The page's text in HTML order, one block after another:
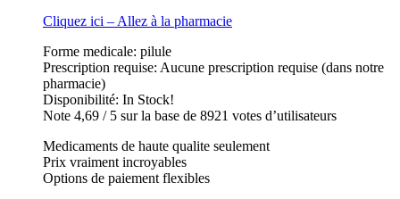
Cliquez ici – Allez à la pharmacie
Forme medicale: pilule
Prescription requise: Aucune prescription requise (dans notre
pharmacie)
Disponibilité: In Stock!
Note 4,69 / 5 sur la base de 8921 votes d’utilisateurs
Medicaments de haute qualite seulement
Prix vraiment incroyables
Options de paiement flexibles